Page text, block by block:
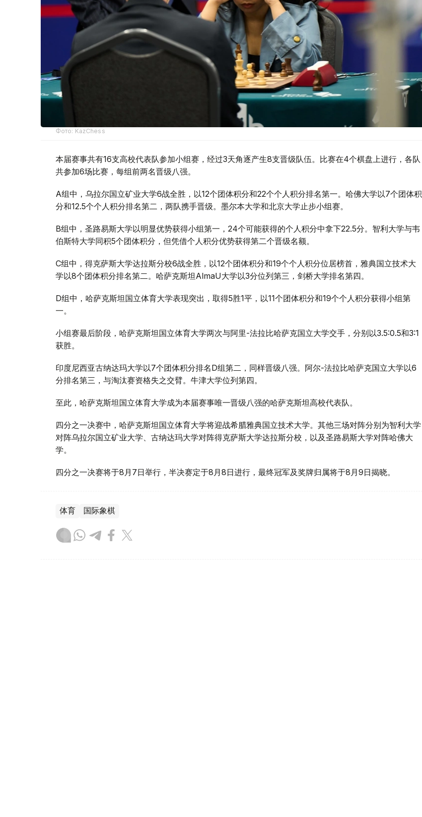
Фото: KazChess
本届赛事共有16支高校代表队参加小组赛，经过3天角逐产生8支晋级队伍。比赛在4个棋盘上进行，各队
共参加6场比赛，每组前两名晋级八强。
A组中，乌拉尔国立矿业大学6战全胜，以12个团体积分和22个个人积分排名第一。哈佛大学以7个团体积
分和12.5个个人积分排名第二，两队携手晋级。墨尔本大学和北京大学止步小组赛。
B组中，圣路易斯大学以明显优势获得小组第一，24个可能获得的个人积分中拿下22.5分。智利大学与韦
伯斯特大学同积5个团体积分，但凭借个人积分优势获得第二个晋级名额。
C组中，得克萨斯大学达拉斯分校6战全胜，以12个团体积分和19个个人积分位居榜首，雅典国立技术大
学以8个团体积分排名第二。哈萨克斯坦AlmaU大学以3分位列第三，剑桥大学排名第四。
D组中，哈萨克斯坦国立体育大学表现突出，取得5胜1平，以11个团体积分和19个个人积分获得小组第
一。
小组赛最后阶段，哈萨克斯坦国立体育大学两次与阿里-法拉比哈萨克国立大学交手，分别以3.5:0.5和3:1
获胜。
印度尼西亚古纳达玛大学以7个团体积分排名D组第二，同样晋级八强。阿尔-法拉比哈萨克国立大学以6
分排名第三，与淘汰赛资格失之交臂。牛津大学位列第四。
至此，哈萨克斯坦国立体育大学成为本届赛事唯一晋级八强的哈萨克斯坦高校代表队。
四分之一决赛中，哈萨克斯坦国立体育大学将迎战希腊雅典国立技术大学。其他三场对阵分别为智利大学
对阵乌拉尔国立矿业大学、古纳达玛大学对阵得克萨斯大学达拉斯分校，以及圣路易斯大学对阵哈佛大
学。
四分之一决赛将于8月7日举行，半决赛定于8月8日进行，最终冠军及奖牌归属将于8月9日揭晓。
体育 国际象棋